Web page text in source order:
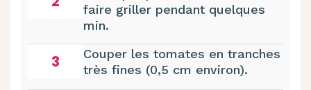
faire griller pendant quelques
min.
3
Couper les tomates en tranches
très fines (0,5 cm environ).